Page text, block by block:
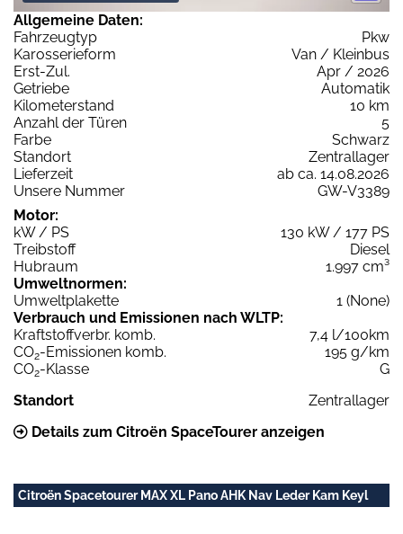
Allgemeine Daten:
Fahrzeugtyp
Pkw
Karosserieform
Van / Kleinbus
Erst-Zul.
Apr / 2026
Getriebe
Automatik
Kilometerstand
10 km
Anzahl der Türen
5
Farbe
Schwarz
Standort
Zentrallager
Lieferzeit
ab ca. 14.08.2026
Unsere Nummer
GW-V3389
Motor:
kW / PS
130 kW / 177 PS
Treibstoff
Diesel
Hubraum
1.997 cm³
Umweltnormen:
Umweltplakette
1 (None)
Verbrauch und Emissionen nach WLTP:
Kraftstoffverbr. komb.
7,4 l/100km
CO2-Emissionen komb.
195 g/km
CO2-Klasse
G
Standort
Zentrallager
Details zum Citroën SpaceTourer anzeigen
Citroën Spacetourer MAX XL Pano AHK Nav Leder Kam Keyl